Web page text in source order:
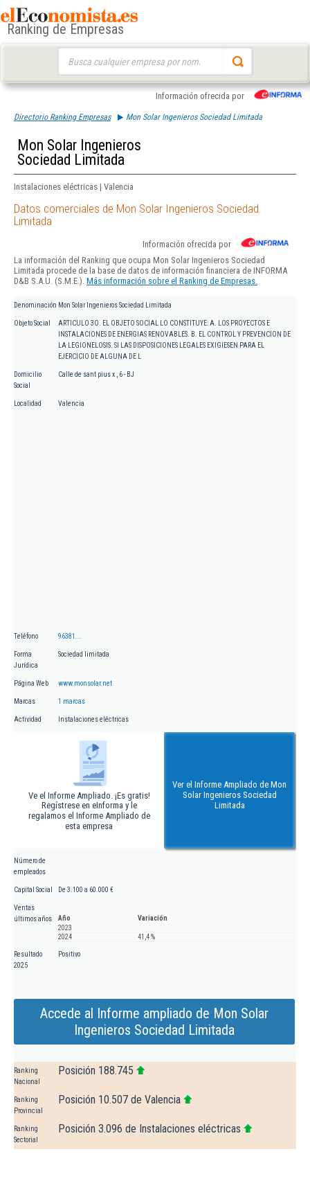
Ranking de Empresas
Información ofrecida por
Directorio Ranking Empresas Mon Solar Ingenieros Sociedad Limitada
Mon Solar Ingenieros
Sociedad Limitada
Instalaciones eléctricas | Valencia
Datos comerciales de Mon Solar Ingenieros Sociedad
Limitada
Información ofrecida por
La información del Ranking que ocupa Mon Solar Ingenieros Sociedad
Limitada procede de la base de datos de información financiera de INFORMA
D&B S.A.U. (S.M.E.). Más información sobre el Ranking de Empresas.
Denominación Mon Solar Ingenieros Sociedad Limitada
Objeto Social
ARTICULO 3O. EL OBJETO SOCIAL LO CONSTITUYE: A. LOS PROYECTOS E
INSTALACIONES DE ENERGIAS RENOVABLES. B. EL CONTROL Y PREVENCION DE
LA LEGIONELOSIS. SI LAS DISPOSICIONES LEGALES EXIGIESEN PARA EL
EJERCICIO DE ALGUNA DE L
Domicilio
Social
Calle de sant pius x , 6 - BJ
Localidad Valencia
Teléfono 96381...
Forma
Jurídica
Sociedad limitada
Página Web www.monsolar.net
Marcas 1 marcas
Actividad Instalaciones eléctricas
Ve el Informe Ampliado. ¡Es gratis!
Regístrese en eInforma y le
regalamos el Informe Ampliado de
esta empresa
Ver el Informe Ampliado de Mon
Solar Ingenieros Sociedad
Limitada
Número de
empleados
Capital Social De 3.100 a 60.000 €
Ventas
últimos años
Año
Variación
2023
2024
41,4 %
Resultado
2025
Positivo
Accede al Informe ampliado de Mon Solar
Ingenieros Sociedad Limitada
Ranking
Nacional
Posición 188.745
Ranking
Provincial
Posición 10.507 de Valencia
Ranking
Sectorial
Posición 3.096 de Instalaciones eléctricas